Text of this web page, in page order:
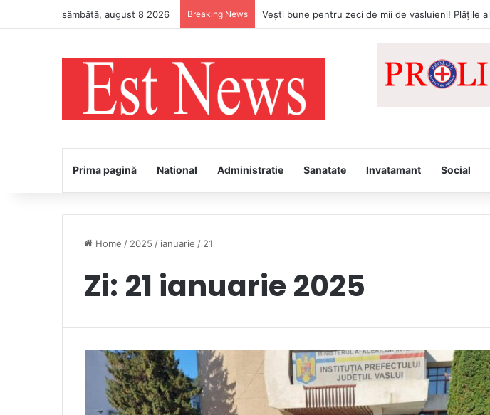
sâmbătă, august 8 2026 Breaking News
Prima pagină National Administratie Sanatate Invatamant Social
Home / 2025 / ianuarie / 21
Zi: 21 ianuarie 2025